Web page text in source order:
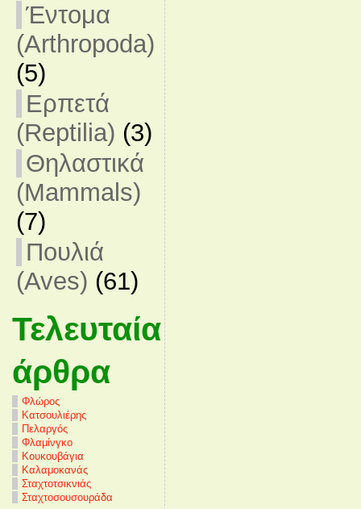
Έντομα
(Arthropoda)
(5)
Ερπετά
(Reptilia) (3)
Θηλαστικά
(Mammals)
(7)
Πουλιά
(Aves) (61)
Τελευταία
άρθρα
Φλώρος
Κατσουλιέρης
Πελαργός
Φλαμίνγκο
Κουκουβάγια
Καλαμοκανάς
Σταχτοτσικνιάς
Σταχτοσουσουράδα